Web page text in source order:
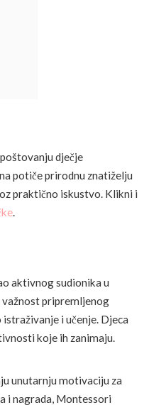
dječje
potiče prirodnu znatiželju
praktično iskustvo. Klikni i
.
aktivnog sudionika u
pripremljenog
i učenje. Djeca
koje ih zanimaju.
unutarnju motivaciju za
i nagrada, Montessori